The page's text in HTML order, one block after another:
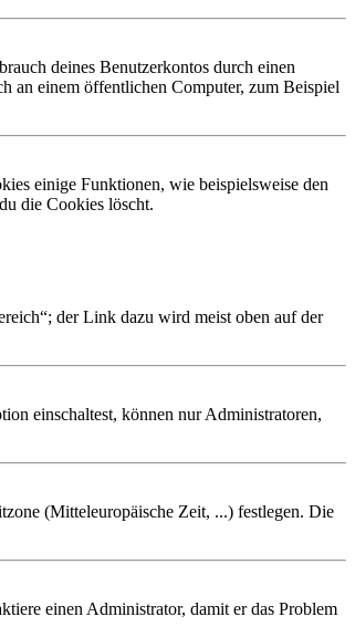
deines Benutzerkontos durch einen
an einem öffentlichen Computer, zum Beispiel
einige Funktionen, wie beispielsweise den
die Cookies löscht.
der Link dazu wird meist oben auf der
einschaltest, können nur Administratoren,
(Mitteleuropäische Zeit, ...) festlegen. Die
einen Administrator, damit er das Problem